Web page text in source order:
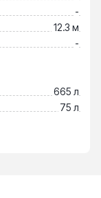
-
12.3 м
-
665 л
75 л